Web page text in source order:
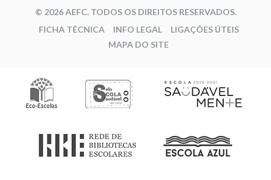
© 2026 AEFC. TODOS OS DIREITOS RESERVADOS.
FICHA TÉCNICA
INFO LEGAL
LIGAÇÕES ÚTEIS
MAPA DO SITE